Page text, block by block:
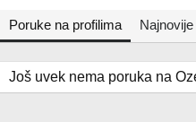
Poruke na profilima
Još uvek nema poruka na